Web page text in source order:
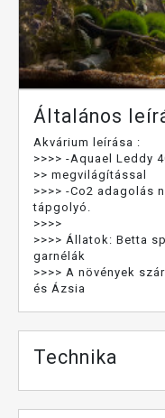
Általános
Akvárium leírása :
>>>> -Aquael Leddy
>> megvilágítással
>>>> -Co2 adagolás
tápgolyó.
>>>>
>>>> Állatok: Betta
garnélák
>>>> A növények
és Ázsia
Technika